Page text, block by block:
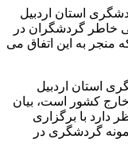
استان اردبیل
خاطر گردشگران در
منجر به این اتفاق می
استان اردبیل
خارج کشور است، بیان
دارد با برگزاری
گردشگری در